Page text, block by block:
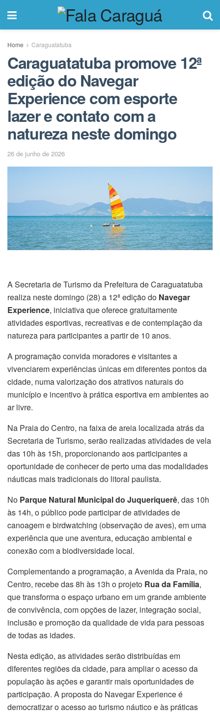
Home Caraguatatuba
Caraguatatuba promove 12ª
edição do Navegar
Experience com esporte
lazer e contato com a
natureza neste domingo
26 de junho de 2026
A Secretaria de Turismo da Prefeitura de Caraguatatuba
realiza neste domingo (28) a 12ª edição do Navegar
Experience, iniciativa que oferece gratuitamente
atividades esportivas, recreativas e de contemplação da
natureza para participantes a partir de 10 anos.
A programação convida moradores e visitantes a
vivenciarem experiências únicas em diferentes pontos da
cidade, numa valorização dos atrativos naturais do
município e incentivo à prática esportiva em ambientes ao
ar livre.
Na Praia do Centro, na faixa de areia localizada atrás da
Secretaria de Turismo, serão realizadas atividades de vela
das 10h às 15h, proporcionando aos participantes a
oportunidade de conhecer de perto uma das modalidades
náuticas mais tradicionais do litoral paulista.
No Parque Natural Municipal do Juqueriquerê, das 10h
às 14h, o público pode participar de atividades de
canoagem e birdwatching (observação de aves), em uma
experiência que une aventura, educação ambiental e
conexão com a biodiversidade local.
Complementando a programação, a Avenida da Praia, no
Centro, recebe das 8h às 13h o projeto Rua da Família,
que transforma o espaço urbano em um grande ambiente
de convivência, com opções de lazer, integração social,
inclusão e promoção da qualidade de vida para pessoas
de todas as idades.
Nesta edição, as atividades serão distribuídas em
diferentes regiões da cidade, para ampliar o acesso da
população às ações e garantir mais oportunidades de
participação. A proposta do Navegar Experience é
democratizar o acesso ao turismo náutico e às práticas